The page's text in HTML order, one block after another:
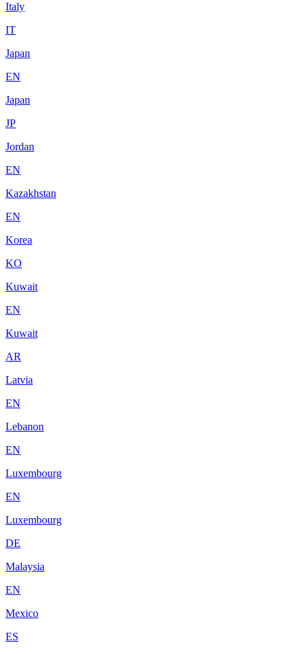
Italy
IT
Japan
EN
Japan
JP
Jordan
EN
Kazakhstan
EN
Korea
KO
Kuwait
EN
Kuwait
AR
Latvia
EN
Lebanon
EN
Luxembourg
EN
Luxembourg
DE
Malaysia
EN
Mexico
ES